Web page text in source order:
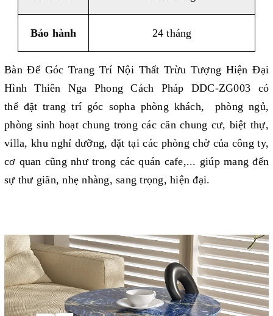
Bảo hành 24 tháng
Bàn Để Góc Trang Trí Nội Thất Trừu Tượng Hiện Đại
Hình Thiên Nga Phong Cách Pháp DDC-ZG003 có
thể đặt trang trí góc sophaphòng khách, phòng ngủ,
phòng sinh hoạt chung trong các căn chung cư, biệt thự,
villa, khu nghỉ dưỡng, đặt tại các phòng chờ của công ty,
cơ quan cũng như trong các quán cafe,... giúp mang đến
sự thư giãn, nhẹ nhàng, sang trọng, hiện đại.